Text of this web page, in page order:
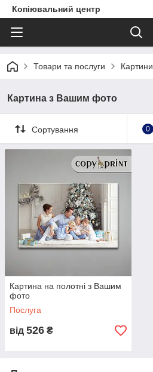
Копіювальний центр
Товари та послуги
Картина з Вашим фото
Сортування 0
Картина на полотні з Вашим
фото
Послуга
від 526 ₴